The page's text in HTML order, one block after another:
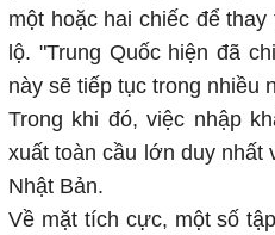
một hoặc hai chiếc để
lộ. "Trung Quốc hiện đã
này sẽ tiếp tục trong nhiều
Trong khi đó, việc nhập
xuất toàn cầu lớn duy nhất
Nhật Bản.
Về mặt tích cực, một số